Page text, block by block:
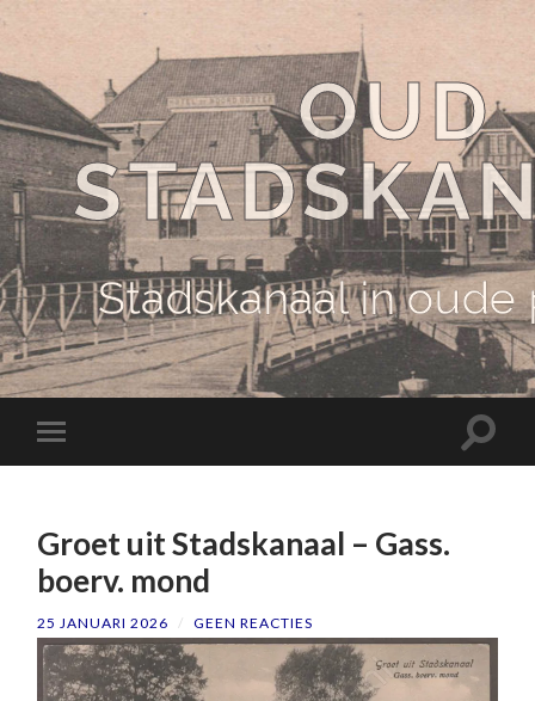
OUD
Stadskanaal in oude
Schakel
naar
Groet uit Stadskanaal – Gass.
boerv. mond
25 JANUARI 2026 / GEEN REACTIES